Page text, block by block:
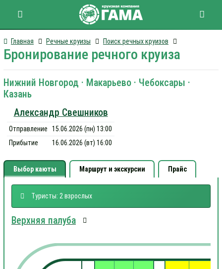
Главная Речные круизы Поиск речных круизов
Бронирование речного круиза
Нижний Новгород · Макарьево · Чебоксары ·
Казань
Александр Свешников
Отправление
15.06.2026 (пн) 13:00
Прибытие
16.06.2026 (вт) 16:00
Выбор каюты Маршрут и экскурсии Прайс
Туристы: 2 взрослых
Верхняя палуба